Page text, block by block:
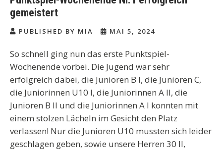
gemeistert
PUBLISHED BY MIA MAI 5, 2024
So schnell ging nun das erste Punktspiel-
Wochenende vorbei. Die Jugend war sehr
erfolgreich dabei, die Junioren B I, die Junioren C,
die Juniorinnen U10 I, die Juniorinnen A II, die
Junioren B II und die Juniorinnen A I konnten mit
einem stolzen Lächeln im Gesicht den Platz
verlassen! Nur die Junioren U10 mussten sich leider
geschlagen geben, sowie unsere Herren 30 II,